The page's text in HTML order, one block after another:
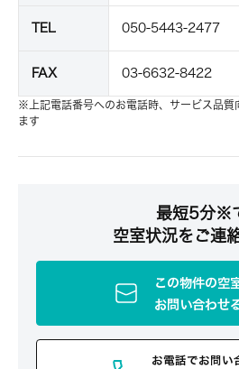
TEL 050-5443-2477
FAX 03-6632-8422
※上記電話番号へのお電話時、サービス品質
ます
最短5分※
空室状況をご連
この物件の空
お問い合わせ
お電話でお問い